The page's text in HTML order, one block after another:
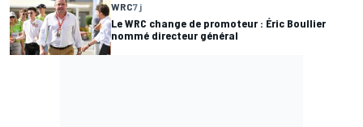
WRC7 j
Le WRC change de promoteur : Éric Boullier
nommé directeur général